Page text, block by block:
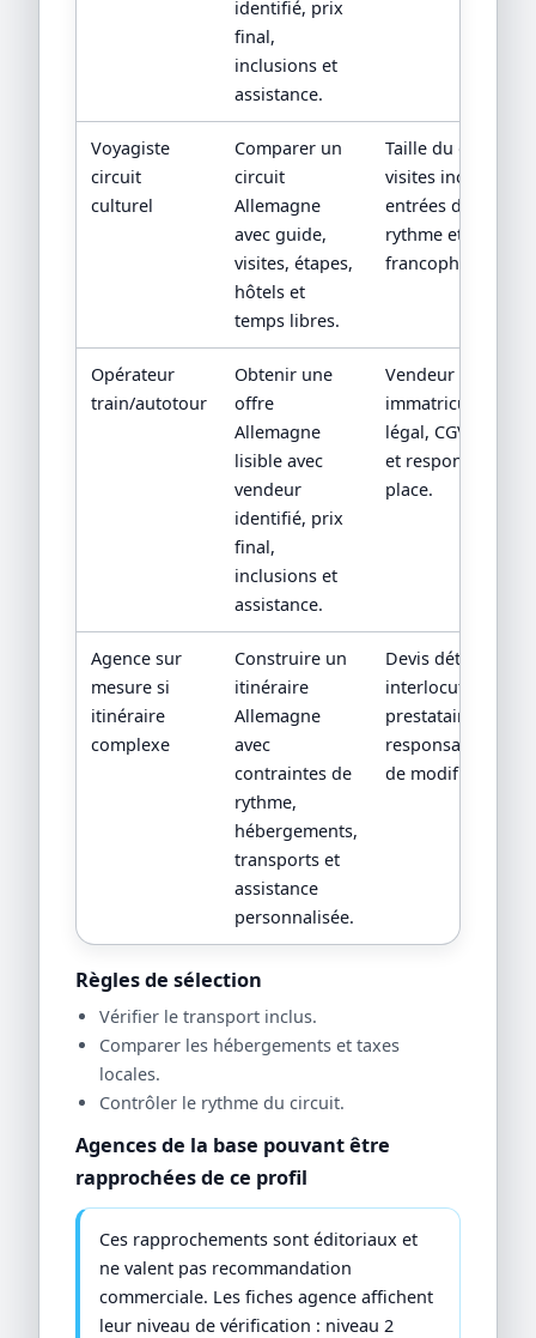
identifié, prix
final,
inclusions et
assistance.
Voyagiste
circuit
culturel
Comparer un
circuit
Allemagne
avec guide,
visites, étapes,
hôtels et
temps libres.
Taille du groupe,
visites incluses,
entrées de sites,
rythme et guide
francophone.
Opérateur
train/autotour
Obtenir une
offre
Allemagne
lisible avec
vendeur
identifié, prix
final,
inclusions et
assistance.
Vendeur
immatriculation/
légal, CGV,
et responsabilité
place.
Agence sur
mesure si
itinéraire
complexe
Construire un
itinéraire
Allemagne
avec
contraintes de
rythme,
hébergements,
transports et
assistance
personnalisée.
Devis détaillé,
interlocuteur,
prestataires
responsabilités
de modification.
Règles de sélection
Vérifier le transport inclus.
Comparer les hébergements et taxes
locales.
Contrôler le rythme du circuit.
Agences de la base pouvant être
rapprochées de ce profil
Ces rapprochements sont éditoriaux et
ne valent pas recommandation
commerciale. Les fiches agence affichent
leur niveau de vérification : niveau 2